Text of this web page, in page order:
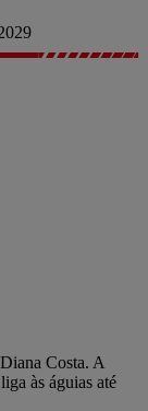
Costa. A
às águias até